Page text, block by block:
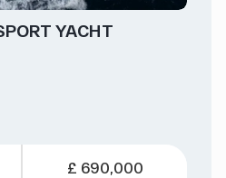
YACHT
£ 690,000